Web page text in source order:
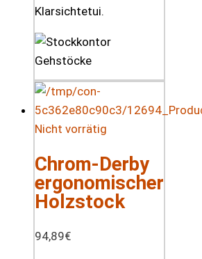
Klarsichtetui.
Nicht vorrätig
Chrom-Derby
ergonomischer
Holzstock
94,89€